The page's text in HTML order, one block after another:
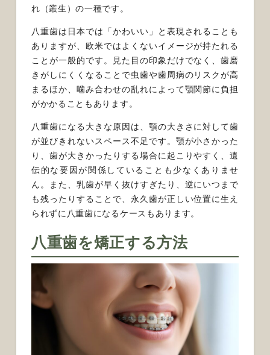
れ（叢生）の一種です。
八重歯は日本では「かわいい」と表現されることも
ありますが、欧米ではよくないイメージが持たれる
ことが一般的です。見た目の印象だけでなく、歯磨
きがしにくくなることで虫歯や歯周病のリスクが高
まるほか、噛み合わせの乱れによって顎関節に負担
がかかることもあります。
八重歯になる大きな原因は、顎の大きさに対して歯
が並びきれないスペース不足です。顎が小さかった
り、歯が大きかったりする場合に起こりやすく、遺
伝的な要因が関係していることも少なくありませ
ん。また、乳歯が早く抜けすぎたり、逆にいつまで
も残ったりすることで、永久歯が正しい位置に生え
られずに八重歯になるケースもあります。
八重歯を矯正する方法